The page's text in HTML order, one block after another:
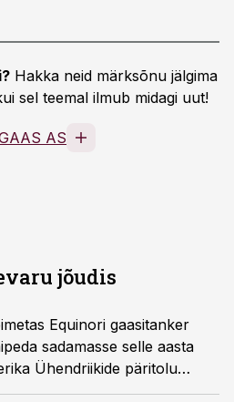
Hakka neid märksõnu jälgima
sel teemal ilmub midagi uut!
AS
jõudis
Equinori gaasitanker
sadamasse selle aasta
Ühendriikide päritolu
Järgmine laev tuuakse